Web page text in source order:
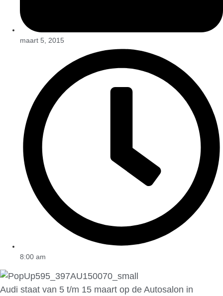
maart 5, 2015
8:00 am
Audi staat van 5 t/m 15 maart op de Autosalon in